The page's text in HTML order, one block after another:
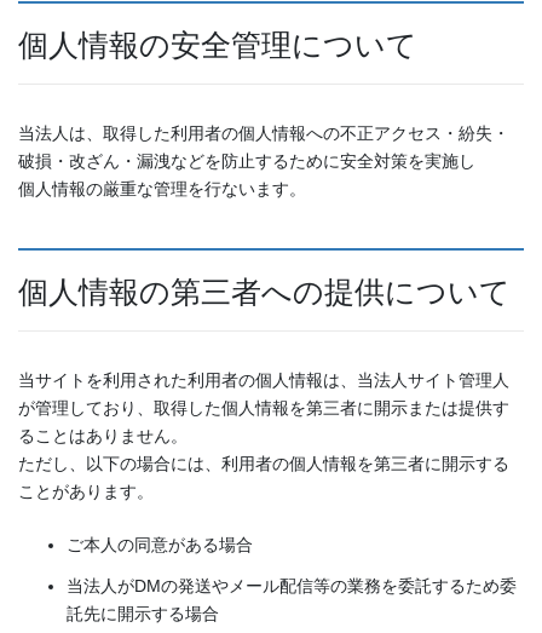
個人情報の安全管理について
当法人は、取得した利用者の個人情報への不正アクセス・紛失・
破損・改ざん・漏洩などを防止するために安全対策を実施し
個人情報の厳重な管理を行ないます。
個人情報の第三者への提供について
当サイトを利用された利用者の個人情報は、当法人サイト管理人
が管理しており、取得した個人情報を第三者に開示または提供す
ることはありません。
ただし、以下の場合には、利用者の個人情報を第三者に開示する
ことがあります。
ご本人の同意がある場合
当法人がDMの発送やメール配信等の業務を委託するため委
託先に開示する場合